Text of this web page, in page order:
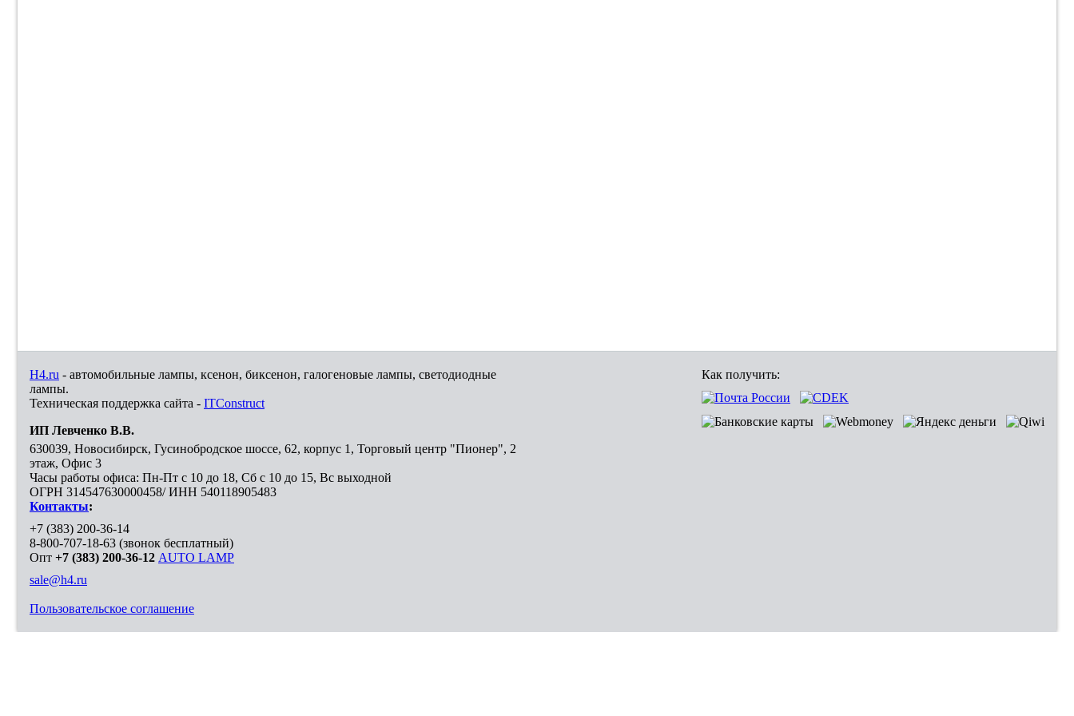
H4.ru - автомобильные лампы, ксенон, биксенон, галогеновые лампы, светодиодные
лампы.
Техническая поддержка сайта - ITConstruct
ИП Левченко В.В.
630039, Новосибирск, Гусинобродское шоссе, 62, корпус 1, Торговый центр "Пионер", 2
этаж, Офис 3
Часы работы офиса: Пн-Пт с 10 до 18, Сб с 10 до 15, Вс выходной
ОГРН 314547630000458/ ИНН 540118905483
Контакты:
+7 (383) 200-36-14
8-800-707-18-63 (звонок бесплатный)
Опт +7 (383) 200-36-12 AUTO LAMP
sale@h4.ru
Пользовательское соглашение
Как получить: